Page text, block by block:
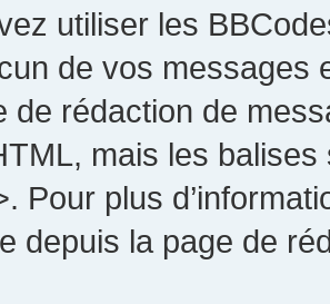
utiliser les
de vos messages
de rédaction de
mais les
Pour plus
depuis la page de